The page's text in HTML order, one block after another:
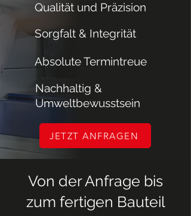
Qualität und Präzision
Sorgfalt & Integrität
Absolute Termintreue
Nachhaltig &
Umweltbewusstsein
JETZT ANFRAGEN
Von der Anfrage bis
zum fertigen Bauteil